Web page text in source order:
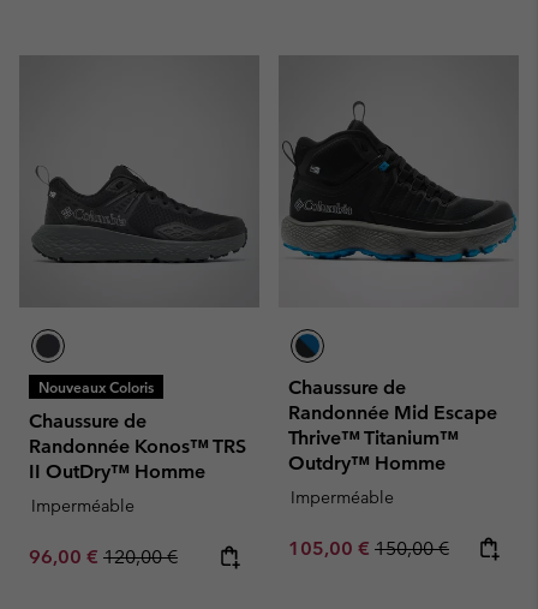
Nouveaux Coloris
Chaussure de
Randonnée Konos™ TRS
II OutDry™ Homme
Imperméable
Sale price:
96,00 € Regular price:
120,00 €
Chaussure de
Randonnée Mid Escape
Thrive™ Titanium™
Outdry™ Homme
Imperméable
Sale price:
105,00 € Regular price:
150,00 €